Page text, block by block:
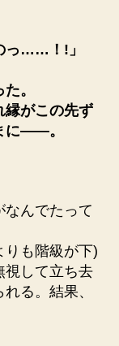
っ……！!」
。
がこの先ず
まに――。
んでたって
りも階級が下)
視して立ち去
る。結果、